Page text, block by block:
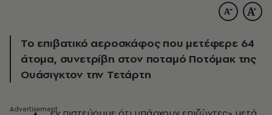
To επιβατικό αεροσκάφος που μετέφερε 64
άτομα, συνετρίβη στον ποταμό Ποτόμακ της
Ουάσιγκτον την Τετάρτη